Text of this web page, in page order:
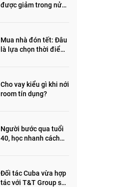
được giảm trong nửa
Mua nhà đón tết: Đâu
là lựa chọn thời điểm
Cho vay kiểu gì khi nới
room tín dụng?
Người bước qua tuổi
40, học nhanh cách
Đối tác Cuba vừa hợp
tác với T&T Group sản